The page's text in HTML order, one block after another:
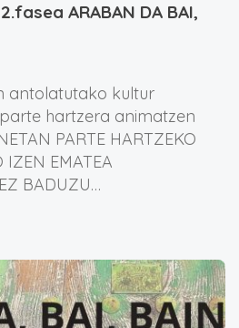
ARABAN DA BAI,
antolatutako kultur
hartzera animatzen
PARTE HARTZEKO
IZEN EMATEA
BADUZU…